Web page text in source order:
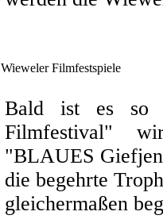
Wieweler Filmfestspiele
Bald ist es so
Filmfestival"
"BLAUES
die begehrte
gleichermaßen